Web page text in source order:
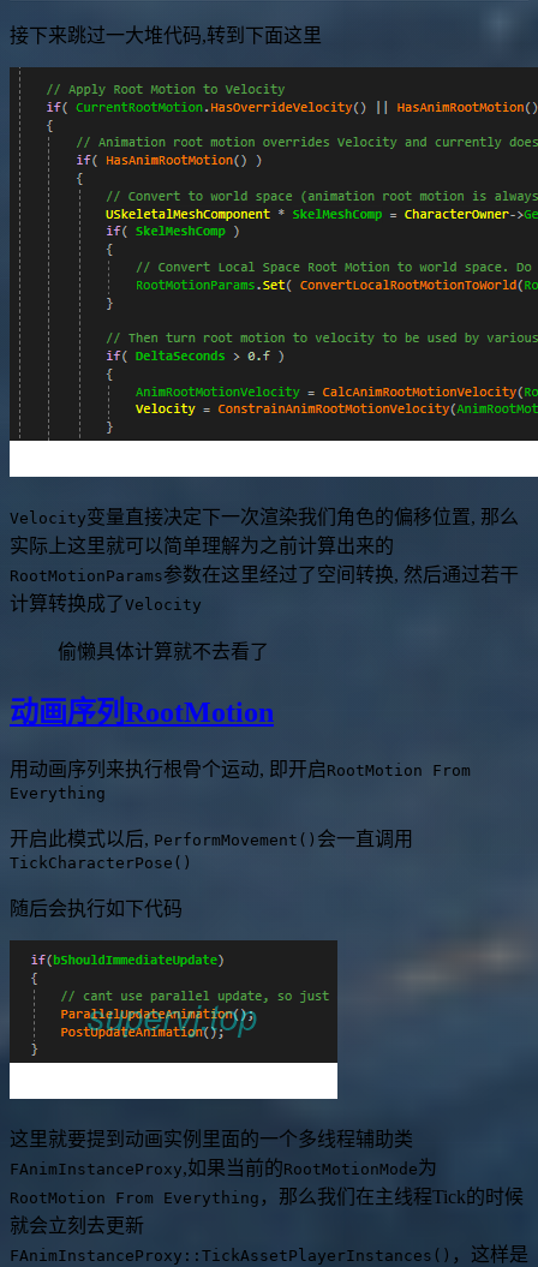
接下来跳过一大堆代码,转到下面这里
Velocity变量直接决定下一次渲染我们角色的偏移位置, 那么
实际上这里就可以简单理解为之前计算出来的
RootMotionParams参数在这里经过了空间转换, 然后通过若干
计算转换成了Velocity
偷懒具体计算就不去看了
动画序列RootMotion
用动画序列来执行根骨个运动, 即开启 RootMotion From
Everything
开启此模式以后, PerformMovement() 会一直调用
TickCharacterPose()
随后会执行如下代码
这里就要提到动画实例里面的一个多线程辅助类
FAnimInstanceProxy,如果当前的RootMotionMode为
RootMotion From Everything ，那么我们在主线程Tick的时候
就会立刻去更新
FAnimInstanceProxy::TickAssetPlayerInstances() ，这样是